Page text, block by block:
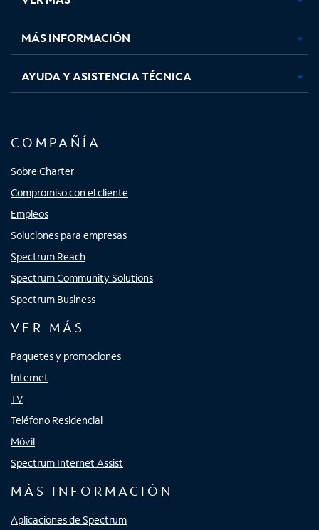
nuevanuevanuevanueva
MÁS INFORMACIÓN
AYUDA Y ASISTENCIA TÉCNICA
COMPAÑÍA
Sobre Charter
Compromiso con el cliente
Empleos
Soluciones para empresas
Spectrum Reach
Spectrum Community Solutions
Spectrum Business
VER MÁS
Paquetes y promociones
Internet
TV
Teléfono Residencial
Móvil
Spectrum Internet Assist
MÁS INFORMACIÓN
Aplicaciones de Spectrum